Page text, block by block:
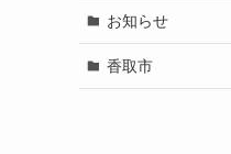
お知らせ
香取市